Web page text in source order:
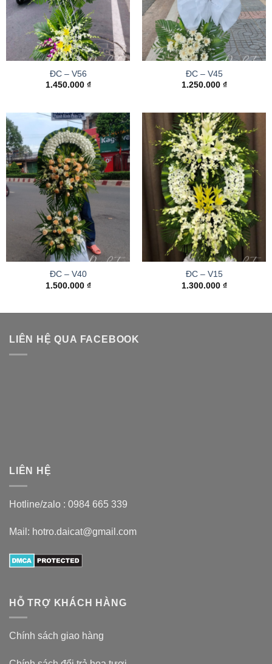
ĐC – V56
1.450.000 ₫
ĐC – V45
1.250.000 ₫
ĐC – V40
1.500.000 ₫
ĐC – V15
1.300.000 ₫
LIÊN HỆ QUA FACEBOOK
LIÊN HỆ
Hotline/zalo : 0984 665 339
Mail: hotro.daicat@gmail.com
HỖ TRỢ KHÁCH HÀNG
Chính sách giao hàng